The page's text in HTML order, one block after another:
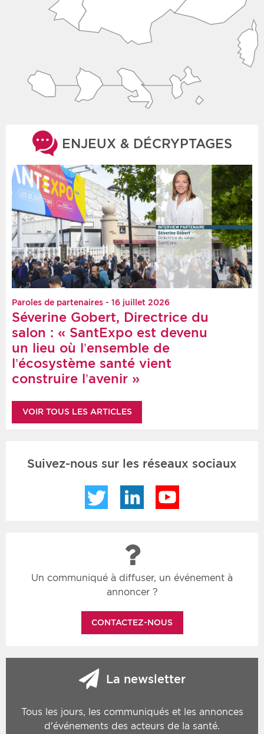
ENJEUX & DÉCRYPTAGES
Paroles de partenaires - 16 juillet 2026
Séverine Gobert, Directrice du
salon : « SantExpo est devenu
un lieu où l’ensemble de
l’écosystème santé vient
construire l’avenir »
VOIR TOUS LES ARTICLES
Suivez-nous sur les réseaux sociaux
Twitter LinkedIn
Un communiqué à diffuser, un événement à
annoncer ?
CONTACTEZ-NOUS
La newsletter
Tous les jours, les communiqués et les annonces
d'événements des acteurs de la santé.